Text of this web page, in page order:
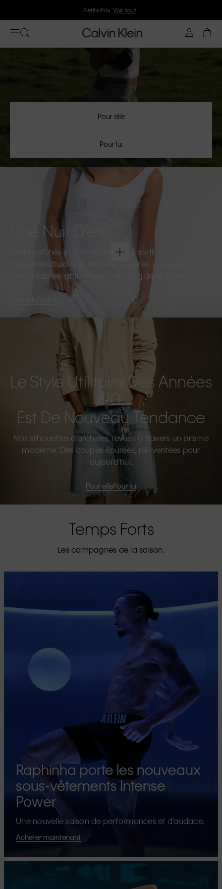
Petits Prix. Voir tout
Pour elle
Pour lui
Une Nuit D’été
Looks raffinés et intemporels pour sortir.
Silhouettes fluides et matières légères. Une élégance
décontractée, affichée tout au long de la soirée.
Le Style Utilitaire Des Années
90
Est De Nouveau Tendance
Nos silhouettes d’archives, revues à travers un prisme
moderne. Des coupes épurées, réinventées pour
aujourd’hui.
Pour ellePour lui
Temps Forts
Les campagnes de la saison.
Raphinha porte les nouveaux
sous-vêtements Intense
Power
Une nouvelle saison de performances et d’audace.
Acheter maintenant